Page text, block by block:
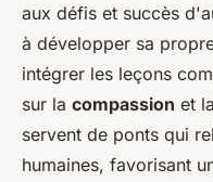
aux défis et succès
à développer sa
intégrer les leçons
sur la compassion et
servent de ponts qui
humaines, favorisant